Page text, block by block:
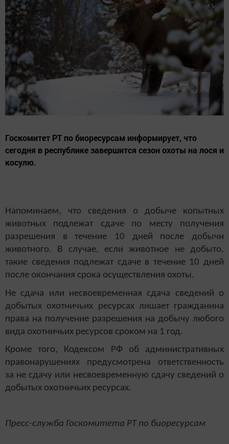
Госкомитет РТ по биоресурсам информирует, что
сегодня в республике завершится сезон охоты на лося и
косулю.
Напоминаем, что сведения о добыче копытных
животных подлежат сдаче по месту получения
разрешения в течение 10 дней после добычи
животного. В случае, если животное не добыто,
такие сведения подлежат сдаче в течение 10 дней
после окончания срока осуществления охоты.
Не сдача или несвоевременная сдача сведений о
добытых охотничьих ресурсах лишает гражданина
права на получение разрешения на добычу любого
вида охотничьих ресурсов сроком на 1 год.
Кроме того, Кодексом РФ об административных
правонарушениях предусмотрена ответственность
за не сдачу или несвоевременную сдачу сведений о
добытых охотничьих ресурсах.
Пресс-служба Госкомитета РТ по биоресурсам